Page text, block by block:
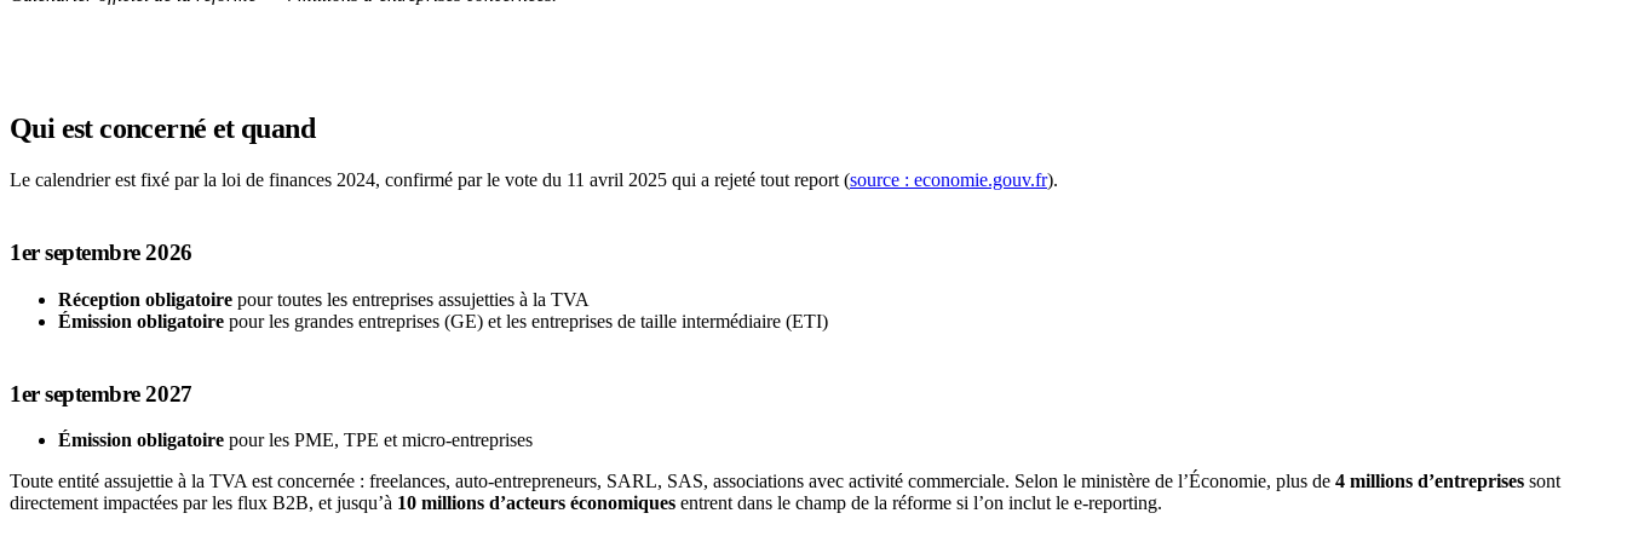
Qui est concerné et quand
Le calendrier est fixé par la loi de finances 2024, confirmé par le vote du 11 avril 2025 qui a rejeté tout report (source : economie.gouv.fr).
1er septembre 2026
Réception obligatoire pour toutes les entreprises assujetties à la TVA
Émission obligatoire pour les grandes entreprises (GE) et les entreprises de taille intermédiaire (ETI)
1er septembre 2027
Émission obligatoire pour les PME, TPE et micro-entreprises
Toute entité assujettie à la TVA est concernée : freelances, auto-entrepreneurs, SARL, SAS, associations avec activité commerciale. Selon le ministère de l’Économie, plus de 4 millions d’entreprises sont
directement impactées par les flux B2B, et jusqu’à 10 millions d’acteurs économiques entrent dans le champ de la réforme si l’on inclut le e-reporting.